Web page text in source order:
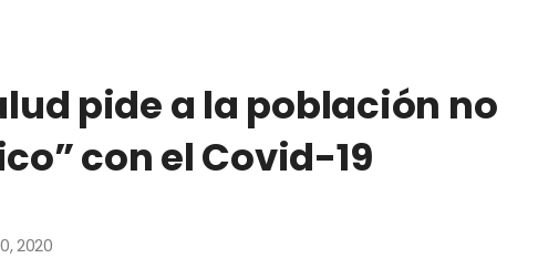
pide a la población no
con el Covid-19
2020